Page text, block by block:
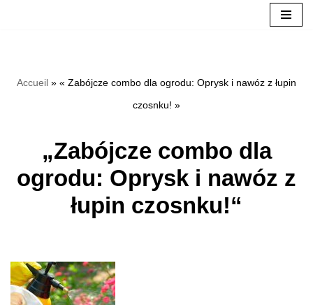
obsah
Accueil » « Zabójcze combo dla ogrodu: Oprysk i nawóz z łupin
czosnku! »
„Zabójcze combo dla
ogrodu: Oprysk i nawóz z
łupin czosnku!“